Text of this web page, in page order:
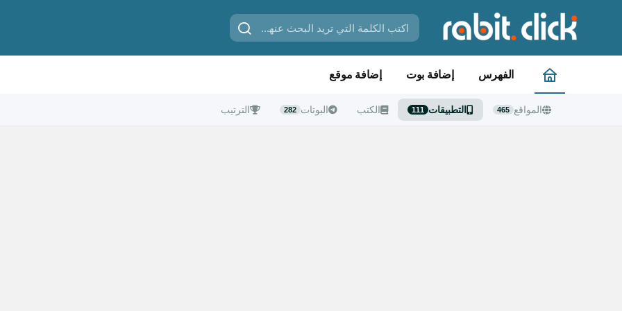
الفهرس إضافة بوت إضافة موقع
المواقع 465 التطبيقات 111 الكتب البوتات 282 الترتيب